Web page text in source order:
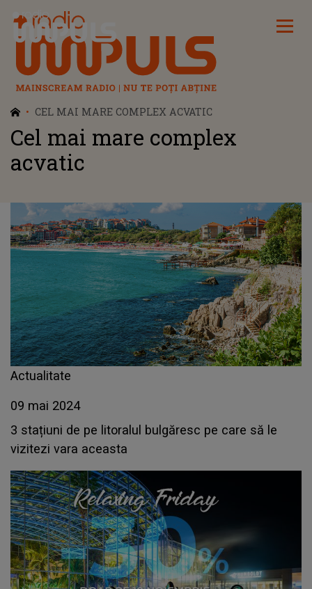
Radio Impuls
CEL MAI MARE COMPLEX ACVATIC
Cel mai mare complex
acvatic
Actualitate
09 mai 2024
3 stațiuni de pe litoralul bulgăresc pe care să le
vizitezi vara aceasta